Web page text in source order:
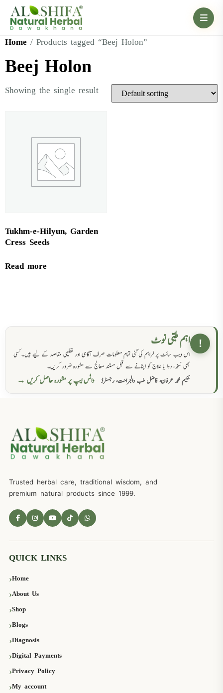
Home / Products tagged “Beej Holon”
Beej Holon
Showing the single result
Tukhm-e-Hilyun, Garden
Cress Seeds
Read more
! اہم طبی نوٹ
اس ویب سائٹ پر فراہم کی گئی تمام معلومات صرف آگاہی اور تعلیمی مقاصد کے لیے ہیں۔ کسی
بھی نسخہ، دوا یا علاج کو اپنانے سے قبل مستند معالج سے مشورہ ضرور کریں۔
حکیم محمد عرفان، فاضل طب والجراحت، رجسٹرڈ
واٹس ایپ پر مشورہ حاصل کریں →
Trusted herbal care, traditional wisdom, and
premium natural products since 1999.
QUICK LINKS
Home
About Us
Shop
Blogs
Diagnosis
Digital Payments
Privacy Policy
My account